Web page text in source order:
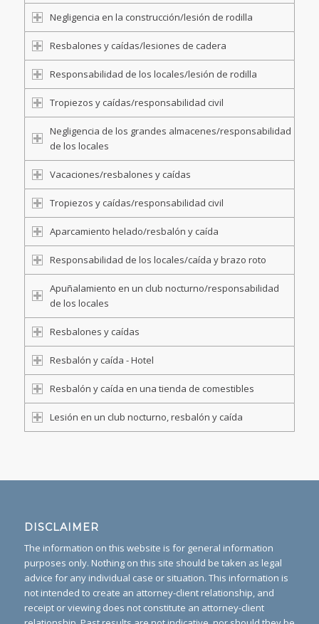
Negligencia en la construcción/lesión de rodilla
Resbalones y caídas/lesiones de cadera
Responsabilidad de los locales/lesión de rodilla
Tropiezos y caídas/responsabilidad civil
Negligencia de los grandes almacenes/responsabilidad
de los locales
Vacaciones/resbalones y caídas
Tropiezos y caídas/responsabilidad civil
Aparcamiento helado/resbalón y caída
Responsabilidad de los locales/caída y brazo roto
Apuñalamiento en un club nocturno/responsabilidad
de los locales
Resbalones y caídas
Resbalón y caída - Hotel
Resbalón y caída en una tienda de comestibles
Lesión en un club nocturno, resbalón y caída
DISCLAIMER
The information on this website is for general information
purposes only. Nothing on this site should be taken as legal
advice for any individual case or situation. This information is
not intended to create an attorney-client relationship, and
receipt or viewing does not constitute an attorney-client